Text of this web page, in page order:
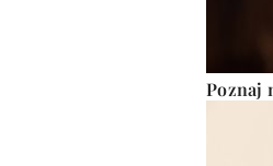
Poznaj